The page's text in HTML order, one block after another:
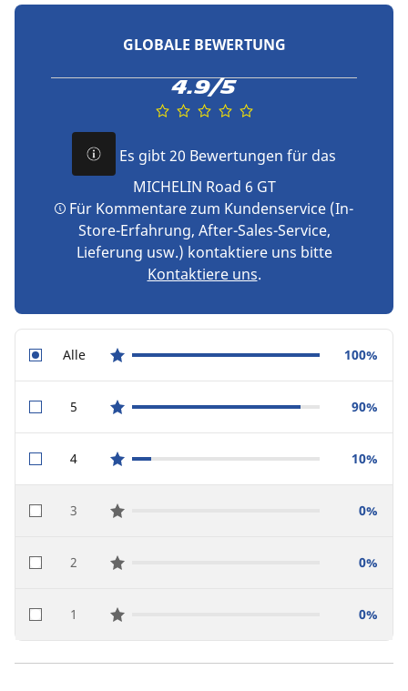
GLOBALE BEWERTUNG
4.9/5
Es gibt 20 Bewertungen für das
MICHELIN Road 6 GT
Für Kommentare zum Kundenservice (In-
Store-Erfahrung, After-Sales-Service,
Lieferung usw.) kontaktiere uns bitte
Kontaktiere uns.
Allestar reviews 100%
5star reviews 90%
4star reviews 10%
3star reviews 0%
2star reviews 0%
1star reviews 0%